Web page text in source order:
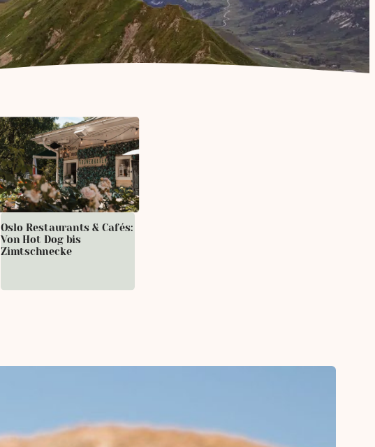
Oslo Restaurants & Cafés:
Von Hot Dog bis
Zimtschnecke